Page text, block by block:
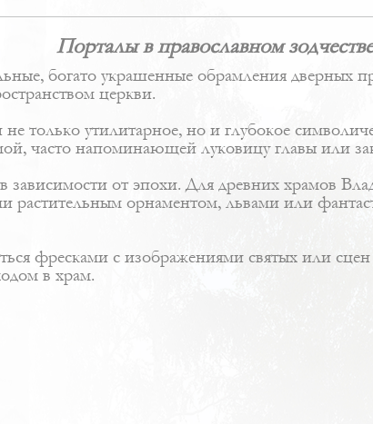
Порталы в православном зодчестве
богато украшенные обрамления
церкви.
только утилитарное, но и глубокое
часто напоминающей луковицу главы или
зависимости от эпохи. Для древних храмов
орнаментом, львами или
фресками с изображениями святых или
в храм.